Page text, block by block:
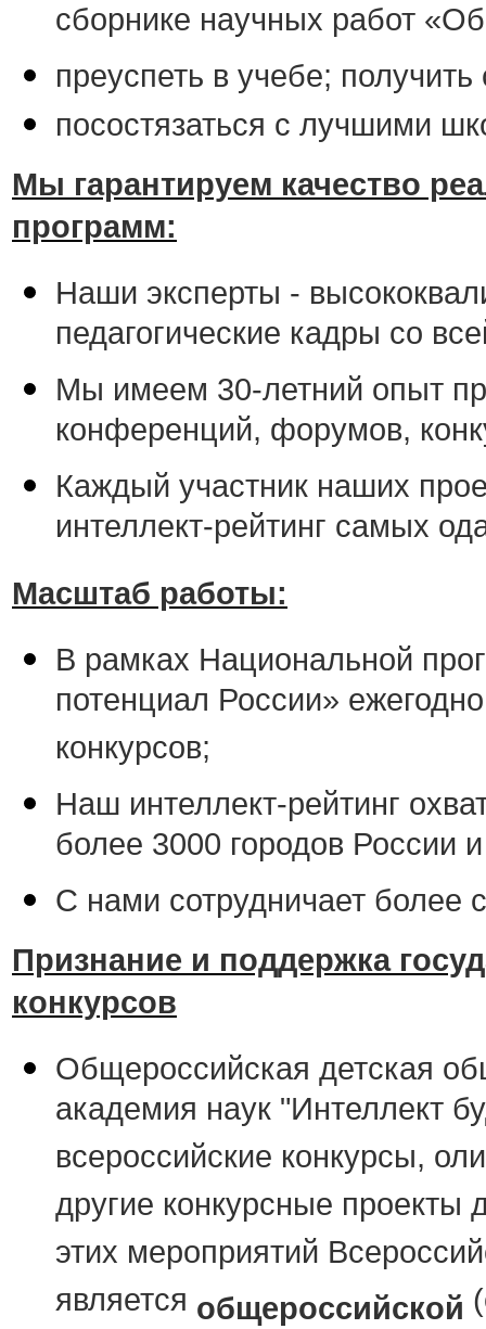
сборнике научных работ
преуспеть в учебе;
посостязаться с лучшими
Мы гарантируем качество
программ:
Наши эксперты -
педагогические кадры со
Мы имеем 30-летний опыт
конференций, форумов,
Каждый участник наших
интеллект-рейтинг самых
Масштаб работы:
В рамках Национальной
потенциал России»
конкурсов;
Наш интеллект-рейтинг
более 3000 городов России
С нами сотрудничает более
Признание и поддержка
конкурсов
Общероссийская детская
академия наук "Интеллект
всероссийские конкурсы,
другие конкурсные проекты
этих мероприятий
является общероссийской